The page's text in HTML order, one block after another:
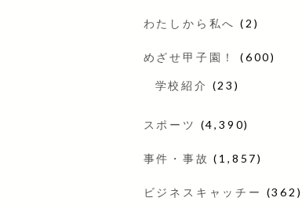
わたしから私へ (2)
めざせ甲子園！ (600)
学校紹介 (23)
スポーツ (4,390)
事件・事故 (1,857)
ビジネスキャッチー (362)